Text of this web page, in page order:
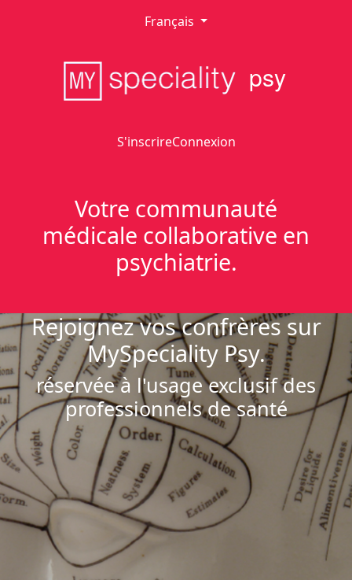
Français
psy
S'inscrireConnexion
Votre communauté
médicale collaborative en
psychiatrie.
Rejoignez vos confrères sur
MySpeciality Psy.
réservée à l'usage exclusif des
professionnels de santé